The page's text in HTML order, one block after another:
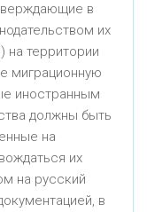
в
их
на территории
миграционную
иностранным
должны быть
на
их
на русский
в